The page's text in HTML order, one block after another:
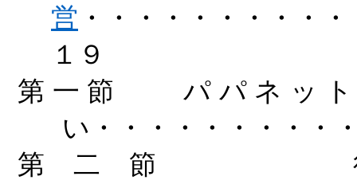
営 ・・・・・・・・・
１９
第一節
パパネッ
い・・・・・・・・・
第二節